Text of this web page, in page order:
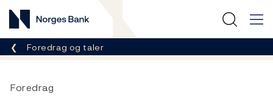
Norges Bank
Her er du nå:
Foredrag og taler
Foredrag